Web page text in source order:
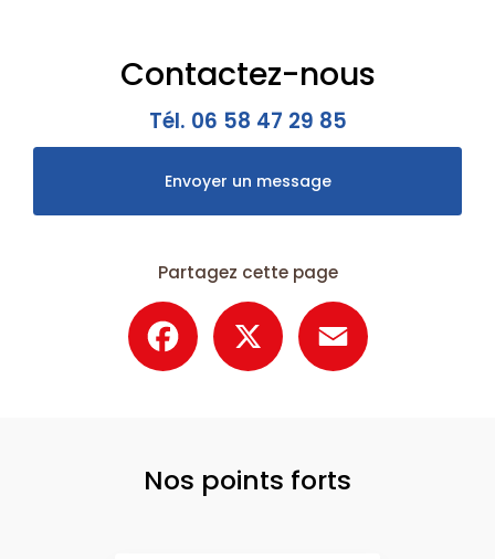
Contactez-nous
Tél. 06 58 47 29 85
Envoyer un message
Partagez cette page
Facebook
Nos points forts